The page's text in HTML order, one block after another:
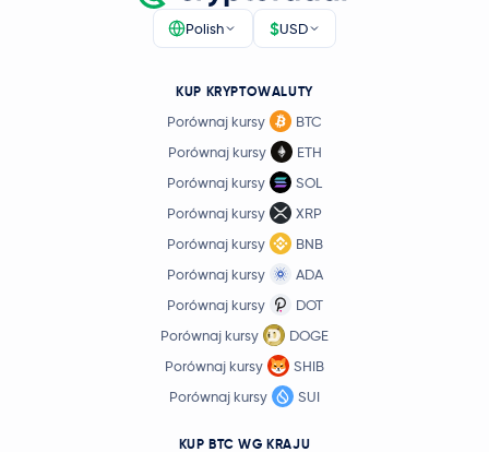
Hedera Hashgraph HBAR
DOT
0,000005 USD
Avalanche AVAX
UNI
Crypto.com Coin CRO
Polish $USD
KUP KRYPTOWALUTY
Porównaj kursy
BTC
Porównaj kursy
ETH
Porównaj kursy
SOL
Porównaj kursy
XRP
Porównaj kursy
BNB
Porównaj kursy
ADA
Porównaj kursy
DOT
Porównaj kursy
DOGE
Porównaj kursy
SHIB
Porównaj kursy
SUI
KUP BTC WG KRAJU